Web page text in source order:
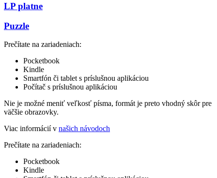
LP platne
Puzzle
Prečítate na zariadeniach:
Pocketbook
Kindle
Smartfón či tablet s príslušnou aplikáciou
Počítač s príslušnou aplikáciou
Nie je možné meniť veľkosť písma, formát je preto vhodný skôr pre
väčšie obrazovky.
Viac informácií v našich návodoch
Prečítate na zariadeniach:
Pocketbook
Kindle